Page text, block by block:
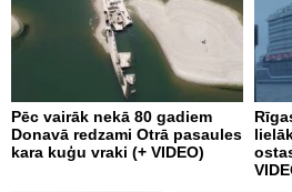
Pēc vairāk nekā 80 gadiem
Donavā redzami Otrā pasaules
kara kuģu vraki (+ VIDEO)